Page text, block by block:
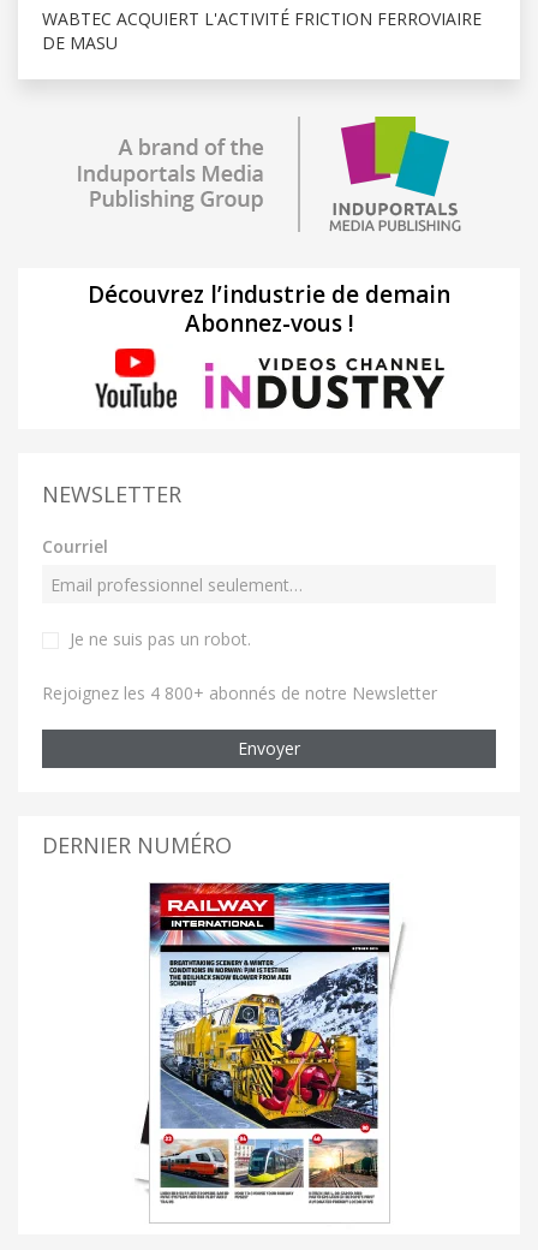
WABTEC ACQUIERT L'ACTIVITÉ FRICTION FERROVIAIRE
DE MASU
Découvrez l’industrie de demain
Abonnez-vous !
NEWSLETTER
Courriel
Je ne suis pas un robot.
Rejoignez les 4 800+ abonnés de notre Newsletter
Envoyer
DERNIER NUMÉRO